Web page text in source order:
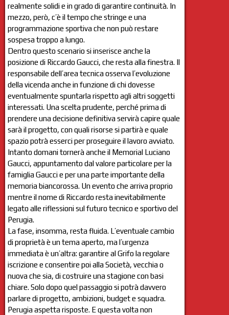
realmente solidi e in grado di garantire continuità. In
mezzo, però, c’è il tempo che stringe e una
programmazione sportiva che non può restare
sospesa troppo a lungo.
Dentro questo scenario si inserisce anche la
posizione di Riccardo Gaucci, che resta alla finestra. Il
responsabile dell’area tecnica osserva l’evoluzione
della vicenda anche in funzione di chi dovesse
eventualmente spuntarla rispetto agli altri soggetti
interessati. Una scelta prudente, perché prima di
prendere una decisione definitiva servirà capire quale
sarà il progetto, con quali risorse si partirà e quale
spazio potrà esserci per proseguire il lavoro avviato.
Intanto domani tornerà anche il Memorial Luciano
Gaucci, appuntamento dal valore particolare per la
famiglia Gaucci e per una parte importante della
memoria biancorossa. Un evento che arriva proprio
mentre il nome di Riccardo resta inevitabilmente
legato alle riflessioni sul futuro tecnico e sportivo del
Perugia.
La fase, insomma, resta fluida. L’eventuale cambio
di proprietà è un tema aperto, ma l’urgenza
immediata è un’altra: garantire al Grifo la regolare
iscrizione e consentire poi alla Società, vecchia o
nuova che sia, di costruire una stagione con basi
chiare. Solo dopo quel passaggio si potrà davvero
parlare di progetto, ambizioni, budget e squadra.
Perugia aspetta risposte. E questa volta non